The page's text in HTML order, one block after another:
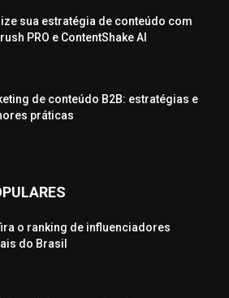
sua estratégia de conteúdo com
PRO e ContentShake AI
de conteúdo B2B: estratégias e
práticas
o ranking de influenciadores
do Brasil